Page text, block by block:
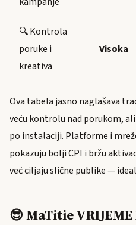
🔍 Kontrola
poruke i
kreativa
Visoka
Ova tabela jasno naglašava
veću kontrolu nad porukom,
po instalaciji. Platforme i
pokazuju bolji CPI i bržu
već ciljaju slične publike —
😎 MaTitie VRIJEME